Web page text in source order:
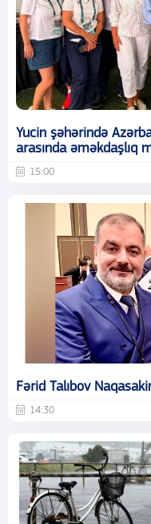
Yucin şəhərində
arasında əməkdaşlıq
15:00
Fərid Talıbov
14:30